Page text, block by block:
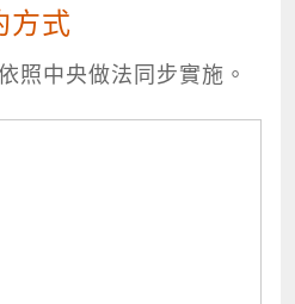
方式
照中央做法同步實施。